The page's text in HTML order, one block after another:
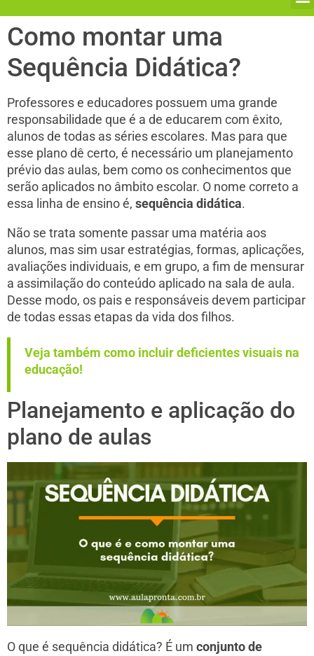
Como montar uma
Sequência Didática?
Professores e educadores possuem uma grande
responsabilidade que é a de educarem com êxito,
alunos de todas as séries escolares. Mas para que
esse plano dê certo, é necessário um planejamento
prévio das aulas, bem como os conhecimentos que
serão aplicados no âmbito escolar. O nome correto a
essa linha de ensino é, sequência didática.
Não se trata somente passar uma matéria aos
alunos, mas sim usar estratégias, formas, aplicações,
avaliações individuais, e em grupo, a fim de mensurar
a assimilação do conteúdo aplicado na sala de aula.
Desse modo, os pais e responsáveis devem participar
de todas essas etapas da vida dos filhos.
Veja também como incluir deficientes visuais na
educação!
Planejamento e aplicação do
plano de aulas
O que é sequência didática? É um conjunto de